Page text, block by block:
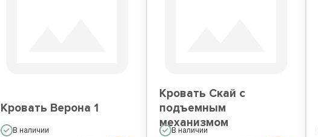
Кровать Верона 1
В наличии
Кровать Скай с
подъемным
механизмом
В наличии